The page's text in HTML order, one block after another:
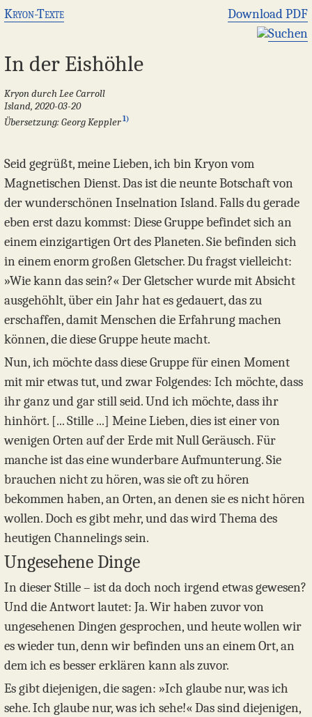
Kryon-Texte
Download PDF
Suchen
In der Eishöhle
Kryon durch Lee Carroll
Island, 2020-03-20
Übersetzung: Georg Keppler1)
Seid gegrüßt, meine Lieben, ich bin Kryon vom
Magnetischen Dienst. Das ist die neunte Botschaft von
der wunderschönen Inselnation Island. Falls du gerade
eben erst dazu kommst: Diese Gruppe befindet sich an
einem einzigartigen Ort des Planeten. Sie befinden sich
in einem enorm großen Gletscher. Du fragst vielleicht:
»Wie kann das sein?« Der Gletscher wurde mit Absicht
ausgehöhlt, über ein Jahr hat es gedauert, das zu
erschaffen, damit Menschen die Erfahrung machen
können, die diese Gruppe heute macht.
Nun, ich möchte dass diese Gruppe für einen Moment
mit mir etwas tut, und zwar Folgendes: Ich möchte, dass
ihr ganz und gar still seid. Und ich möchte, dass ihr
hinhört. [... Stille ...] Meine Lieben, dies ist einer von
wenigen Orten auf der Erde mit Null Geräusch. Für
manche ist das eine wunderbare Aufmunterung. Sie
brauchen nicht zu hören, was sie oft zu hören
bekommen haben, an Orten, an denen sie es nicht hören
wollen. Doch es gibt mehr, und das wird Thema des
heutigen Channelings sein.
Ungesehene Dinge
In dieser Stille – ist da doch noch irgend etwas gewesen?
Und die Antwort lautet: Ja. Wir haben zuvor von
ungesehenen Dingen gesprochen, und heute wollen wir
es wieder tun, denn wir befinden uns an einem Ort, an
dem ich es besser erklären kann als zuvor.
Es gibt diejenigen, die sagen: »Ich glaube nur, was ich
sehe. Ich glaube nur, was ich sehe!« Das sind diejenigen,